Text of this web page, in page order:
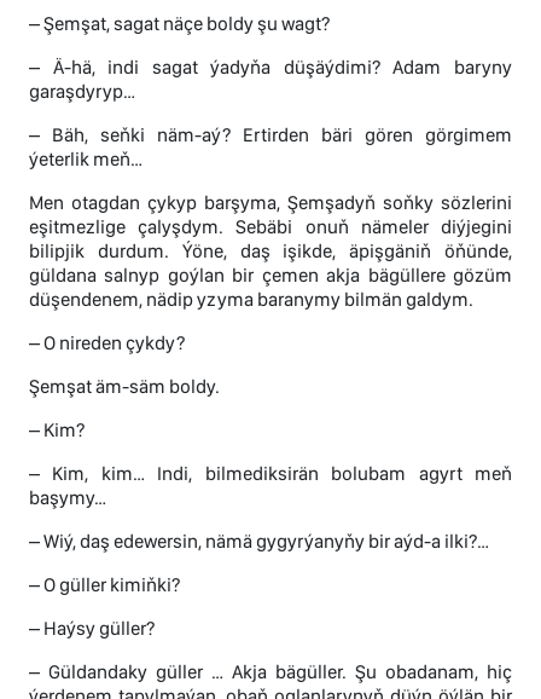
– Şemşat, sagat näçe boldy şu wagt?
– Ä-hä, indi sagat ýadyňa düşäýdimi? Adam baryny
garaşdyryp…
– Bäh, seňki näm-aý? Ertirden bäri gören görgimem
ýeterlik meň…
Men otagdan çykyp barşyma, Şemşadyň soňky sözlerini
eşitmezlige çalyşdym. Sebäbi onuň nämeler diýjegini
bilipjik durdum. Ýöne, daş işikde, äpişgäniň öňünde,
güldana salnyp goýlan bir çemen akja bägüllere gözüm
düşendenem, nädip yzyma baranymy bilmän galdym.
– O nireden çykdy?
Şemşat äm-säm boldy.
– Kim?
– Kim, kim… Indi, bilmediksirän bolubam agyrt meň
başymy…
– Wiý, daş edewersin, nämä gygyrýanyňy bir aýd-a ilki?…
– O güller kimiňki?
– Haýsy güller?
– Güldandaky güller … Akja bägüller. Şu obadanam, hiç